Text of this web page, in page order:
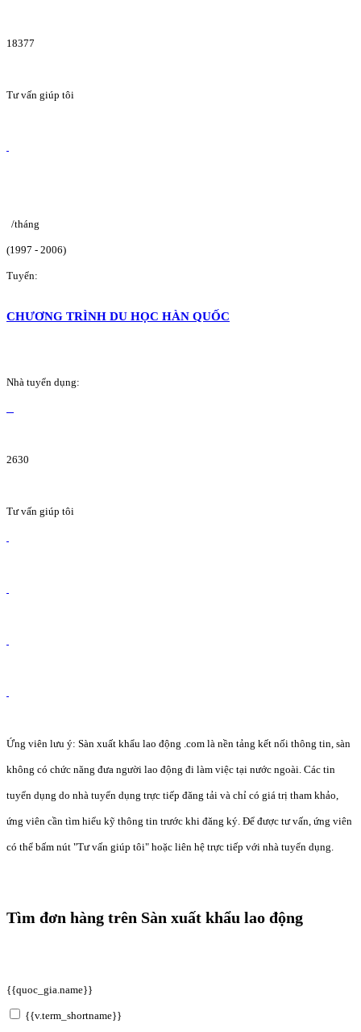
18377
Tư vấn giúp tôi
/tháng
(1997 - 2006)
Tuyển:
CHƯƠNG TRÌNH DU HỌC HÀN QUỐC
Nhà tuyển dụng:
2630
Tư vấn giúp tôi
Ứng viên lưu ý: Sàn xuất khẩu lao động .com là nền tảng kết nối thông tin, sàn
không có chức năng đưa người lao động đi làm việc tại nước ngoài. Các tin
tuyển dụng do nhà tuyển dụng trực tiếp đăng tải và chỉ có giá trị tham khảo,
ứng viên cần tìm hiểu kỹ thông tin trước khi đăng ký. Để được tư vấn, ứng viên
có thể bấm nút "Tư vấn giúp tôi" hoặc liên hệ trực tiếp với nhà tuyển dụng.
Tìm đơn hàng trên Sàn xuất khẩu lao động
{{quoc_gia.name}}
{{v.term_shortname}}